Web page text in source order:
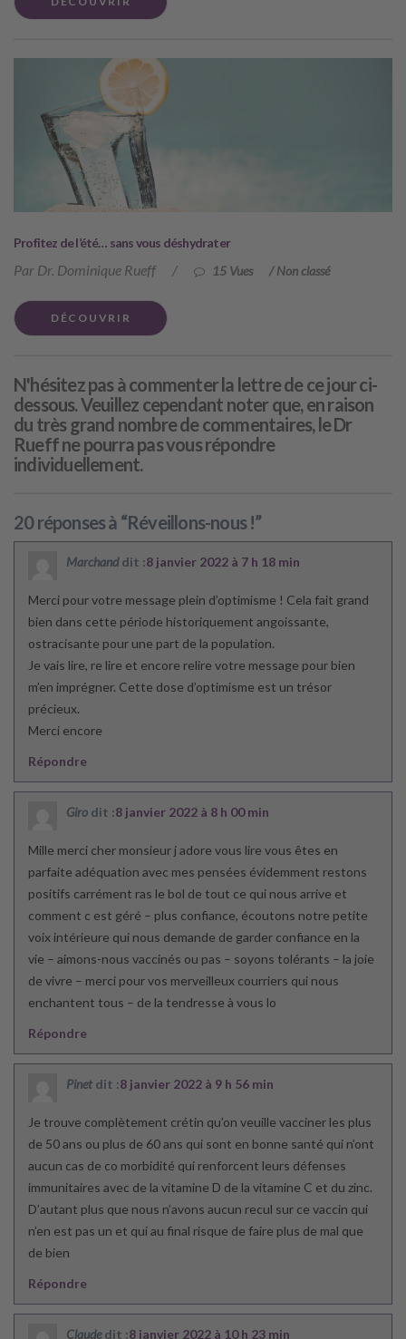
Profitez de l’été… sans vous déshydrater
Par Dr. Dominique Rueff / 15 Vues /Non classé
DÉCOUVRIR
N'hésitez pas à commenter la lettre de ce jour ci-
dessous. Veuillez cependant noter que, en raison
du très grand nombre de commentaires, le Dr
Rueff ne pourra pas vous répondre
individuellement.
20 réponses à “Réveillons-nous !”
Marchand dit :8 janvier 2022 à 7 h 18 min
Merci pour votre message plein d’optimisme ! Cela fait grand
bien dans cette période historiquement angoissante,
ostracisante pour une part de la population.
Je vais lire, re lire et encore relire votre message pour bien
m’en imprégner. Cette dose d’optimisme est un trésor
précieux.
Merci encore
Répondre
Giro dit :8 janvier 2022 à 8 h 00 min
Mille merci cher monsieur j adore vous lire vous êtes en
parfaite adéquation avec mes pensées évidemment restons
positifs carrément ras le bol de tout ce qui nous arrive et
comment c est géré – plus confiance, écoutons notre petite
voix intérieure qui nous demande de garder confiance en la
vie – aimons-nous vaccinés ou pas – soyons tolérants – la joie
de vivre – merci pour vos merveilleux courriers qui nous
enchantent tous – de la tendresse à vous lo
Répondre
Pinet dit :8 janvier 2022 à 9 h 56 min
Je trouve complètement crétin qu’on veuille vacciner les plus
de 50 ans ou plus de 60 ans qui sont en bonne santé qui n’ont
aucun cas de co morbidité qui renforcent leurs défenses
immunitaires avec de la vitamine D de la vitamine C et du zinc.
D’autant plus que nous n’avons aucun recul sur ce vaccin qui
n’en est pas un et qui au final risque de faire plus de mal que
de bien
Répondre
Claude dit :8 janvier 2022 à 10 h 23 min